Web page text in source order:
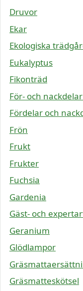
Druvor
Ekar
Ekologiska
Eukalyptus
Fikonträd
För- och
Fördelar och
Frön
Frukt
Frukter
Fuchsia
Gardenia
Gäst- och
Geranium
Glödlampor
Gräsmatteskötsel